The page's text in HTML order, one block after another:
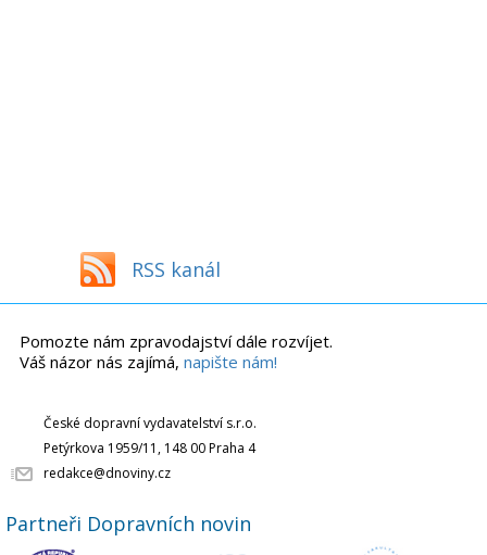
RSS kanál
Pomozte nám zpravodajství dále rozvíjet.
Váš názor nás zajímá, napište nám!
České dopravní vydavatelství s.r.o.
Petýrkova 1959/11, 148 00 Praha 4
redakce@dnoviny.cz
Partneři Dopravních novin